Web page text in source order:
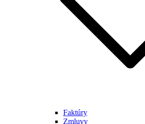
Faktúry
Zmluvy